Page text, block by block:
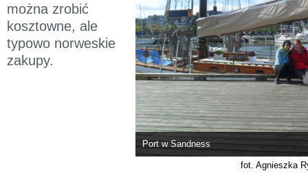
Port w Sandness
fot. Agnieszka
można zrobić
kosztowne, ale
typowo norweskie
zakupy.